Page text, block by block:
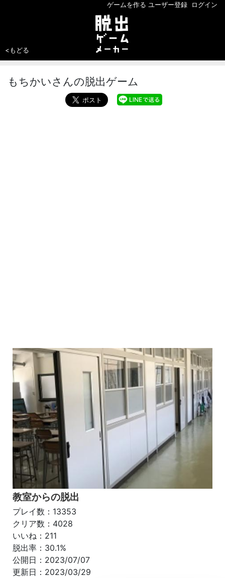
ゲームを作る ユーザー登録 ログイン
<もどる
もちかいさんの脱出ゲーム
教室からの脱出
プレイ数：13353
クリア数：4028
いいね：211
脱出率：30.1%
公開日：2023/07/07
更新日：2023/03/29